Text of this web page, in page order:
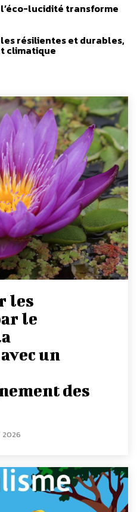
lucidité transforme
résilientes et durables,
climatique
les
le
un
des
2026